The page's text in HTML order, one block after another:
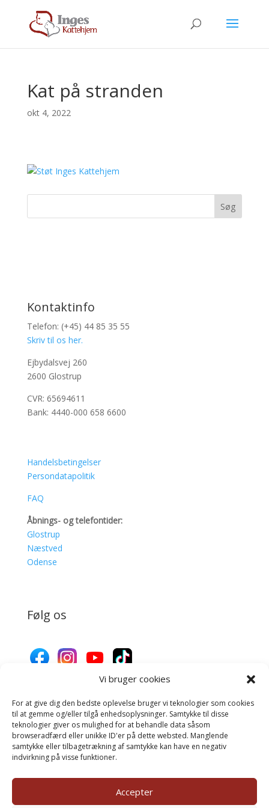
Vi bruger cookies
For at give dig den bedste oplevelse bruger vi teknologier som cookies
til at gemme og/eller tilgå enhedsoplysninger. Samtykke til disse
teknologier giver os mulighed for at behandle data såsom
browseradfærd eller unikke ID'er på dette websted. Manglende
samtykke eller tilbagetrækning af samtykke kan have en negativ
indvirkning på visse funktioner.
Accepter
Kat på stranden
okt 4, 2022
Kontaktinfo
Telefon: (+45) 44 85 35 55
Skriv til os her.
Ejbydalsvej 260
2600 Glostrup
CVR: 65694611
Bank: 4440-000 658 6600
Handelsbetingelser
Persondatapolitik
FAQ
Åbnings- og telefontider:
Glostrup
Næstved
Odense
Følg os
Donér til Inges Kattehjem
Donér